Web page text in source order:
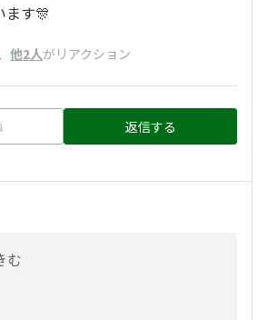
ます🎊
他2人がリアクション
返信する
む